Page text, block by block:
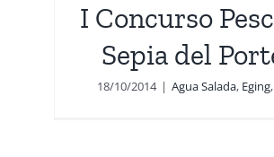
I Concurso
Sepia del
18/10/2014 | Agua Salada, Eging,